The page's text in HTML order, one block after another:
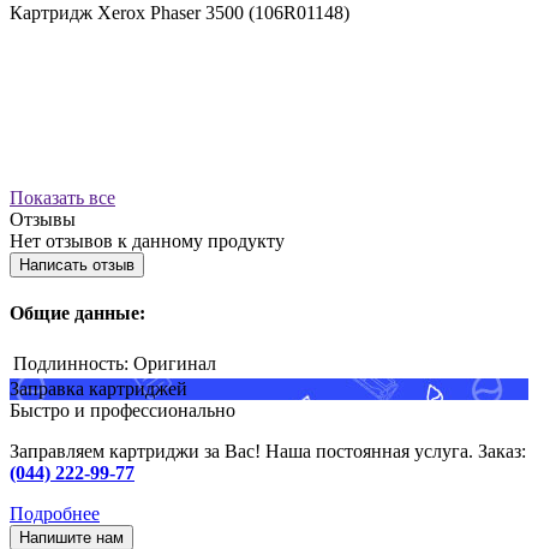
Картридж Xerox Phaser 3500 (106R01148)
Показать все
Отзывы
Нет отзывов к данному продукту
Написать отзыв
Общие данные:
Подлинность: Оригинал
Заправка картриджей
Быстро и профессионально
Заправляем картриджи за Вас! Наша постоянная услуга. Заказ:
(044) 222-99-77
Подробнее
Напишите нам